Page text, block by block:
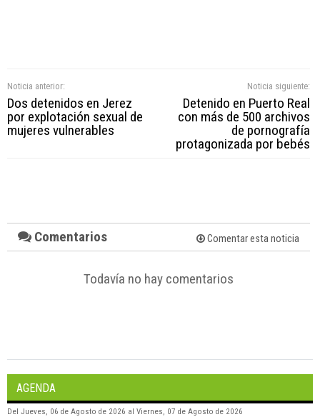
Noticia anterior:
Dos detenidos en Jerez
por explotación sexual de
mujeres vulnerables
Noticia siguiente:
Detenido en Puerto Real
con más de 500 archivos
de pornografía
protagonizada por bebés
Comentarios Comentar esta noticia
Todavía no hay comentarios
AGENDA
Del Jueves, 06 de Agosto de 2026 al Viernes, 07 de Agosto de 2026